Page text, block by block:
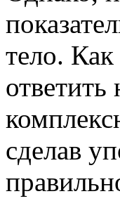
тело.
сделав